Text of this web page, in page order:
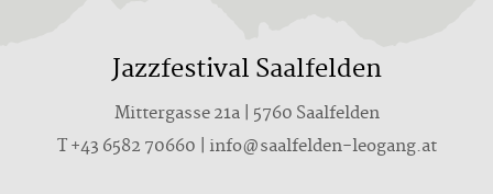
Jazzfestival Saalfelden
Mittergasse 21a | 5760 Saalfelden
T+43 6582 70660 | info@saalfelden-leogang.at